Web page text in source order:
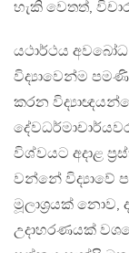
හැකි වෙතත්,
යථාර්ථය
විද්‍යාවෙන්ම
කරන
විශ්වයට අදාළ
වන්නේ විද්‍යාවේ
මූලාශ‍්‍රයක් නොව,
උදාහරණයක්